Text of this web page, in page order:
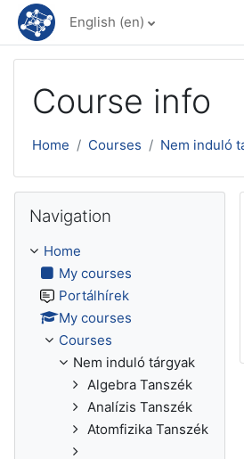
Skip to main content
English ‎(en)‎
Course info
Home Courses Nem induló
Navigation
Home
My courses
Portálhírek
My courses
Courses
Nem induló tárgyak
Algebra Tanszék
Analízis Tanszék
Atomfizika Tanszék